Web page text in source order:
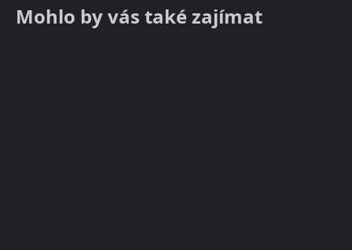
Mohlo by vás také zajímat